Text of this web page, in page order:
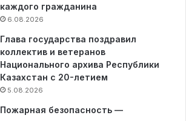
каждого гражданина
6.08.2026
Глава государства поздравил
коллектив и ветеранов
Национального архива Республики
Казахстан с 20-летием
5.08.2026
Пожарная безопасность —